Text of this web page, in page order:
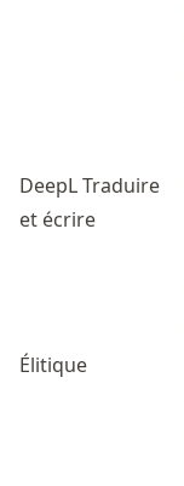
DeepL Traduire
et écrire
Élitique